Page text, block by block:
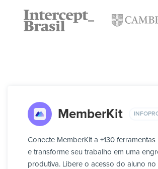
MemberKit
Conecte MemberKit a +130 ferramentas
e transforme seu trabalho em uma
produtiva. Libere o acesso do aluno no